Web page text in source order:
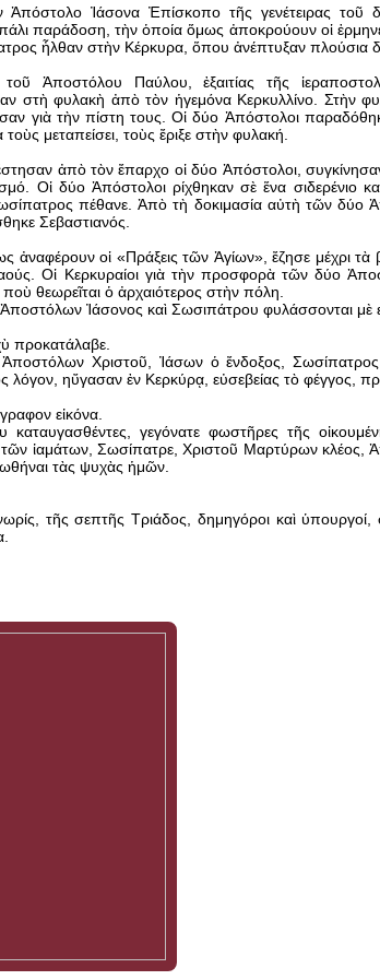
Ἀπόστολο Ἰάσονα Ἐπίσκοπο τῆς γενέτειρας
παράδοση, τὴν ὁποία ὅμως ἀποκρούουν οἱ
ἦλθαν στὴν Κέρκυρα, ὅπου ἀνέπτυξαν πλούσια
Ἀποστόλου Παύλου, ἐξαιτίας τῆς
στὴ φυλακὴ ἀπὸ τὸν ἡγεμόνα Κερκυλλίνο. Στὴν
γιὰ τὴν πίστη τους. Οἱ δύο Ἀπόστολοι
μεταπείσει, τοὺς ἔριξε στὴν φυλακή.
ἀπὸ τὸν ἔπαρχο οἱ δύο Ἀπόστολοι,
Οἱ δύο Ἀπόστολοι ρίχθηκαν σὲ ἕνα σιδερένιο
πέθανε. Ἀπὸ τὴ δοκιμασία αὐτὴ τῶν δύο
Σεβαστιανός.
οἱ «Πράξεις τῶν Ἁγίων», ἔζησε μέχρι τὰ
Οἱ Κερκυραίοι γιὰ τὴν προσφορὰ τῶν δύο
θεωρεῖται ὁ ἀρχαιότερος στὴν πόλη.
Ἀποστόλων Ἰάσονος καὶ Σωσιπάτρου φυλάσσονται μὲ
προκατάλαβε.
Χριστοῦ, Ἰάσων ὁ ἔνδοξος,
λόγον, ηὔγασαν ἐν Κερκύρᾳ, εὐσεβείας τὸ
εἰκόνα.
γεγόνατε φωστῆρες τῆς
ἰαμάτων, Σωσίπατρε, Χριστοῦ Μαρτύρων κλέος,
τὰς ψυχὰς ἡμῶν.
τῆς σεπτῆς Τριάδος, δημηγόροι καὶ